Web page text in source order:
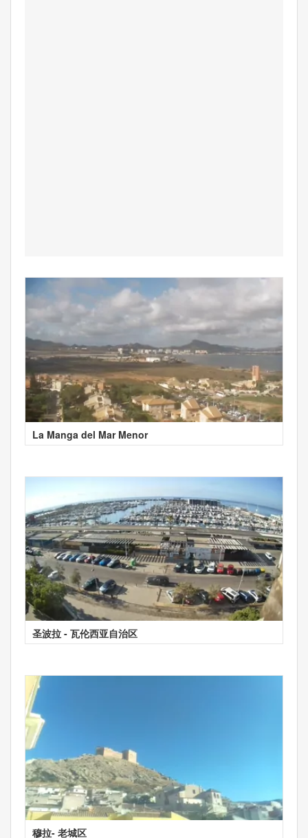
La Manga del Mar Menor
圣波拉 - 瓦伦西亚自治区
穆拉- 老城区